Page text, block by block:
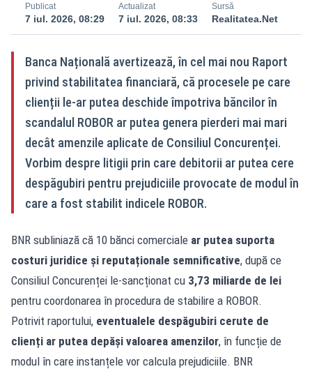
Publicat
7 iul. 2026, 08:29
Actualizat
7 iul. 2026, 08:33
Sursă
Realitatea.Net
Banca Națională avertizează, în cel mai nou Raport
privind stabilitatea financiară, că procesele pe care
clienții le-ar putea deschide împotriva băncilor în
scandalul ROBOR ar putea genera pierderi mai mari
decât amenzile aplicate de Consiliul Concurenței.
Vorbim despre litigii prin care debitorii ar putea cere
despăgubiri pentru prejudiciile provocate de modul în
care a fost stabilit indicele ROBOR.
BNR subliniază că 10 bănci comerciale ar putea suporta
costuri juridice și reputaționale semnificative, după ce
Consiliul Concurenței le-sancționat cu 3,73 miliarde de lei
pentru coordonarea în procedura de stabilire a ROBOR.
Potrivit raportului, eventualele despăgubiri cerute de
clienți ar putea depăși valoarea amenzilor, în funcție de
modul în care instanțele vor calcula prejudiciile. BNR